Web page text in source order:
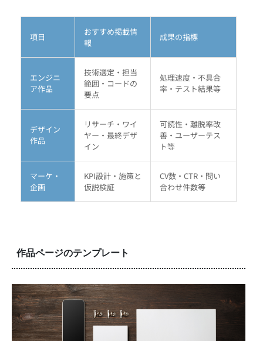
項目
おすすめ掲載情
報
成果の指標
エンジニ
ア作品
技術選定・担当
範囲・コードの
要点
処理速度・不具合
率・テスト結果等
デザイン
作品
リサーチ・ワイ
ヤー・最終デザ
イン
可読性・離脱率改
善・ユーザーテス
ト等
マーケ・
企画
KPI設計・施策と
仮説検証
CV数・CTR・問い
合わせ件数等
作品ページのテンプレート